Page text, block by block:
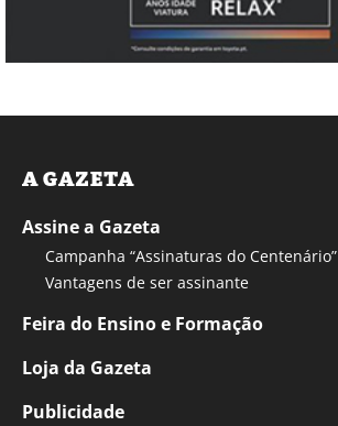
A GAZETA
Assine a Gazeta
Campanha “Assinaturas do Centenário”
Vantagens de ser assinante
Feira do Ensino e Formação
Loja da Gazeta
Publicidade